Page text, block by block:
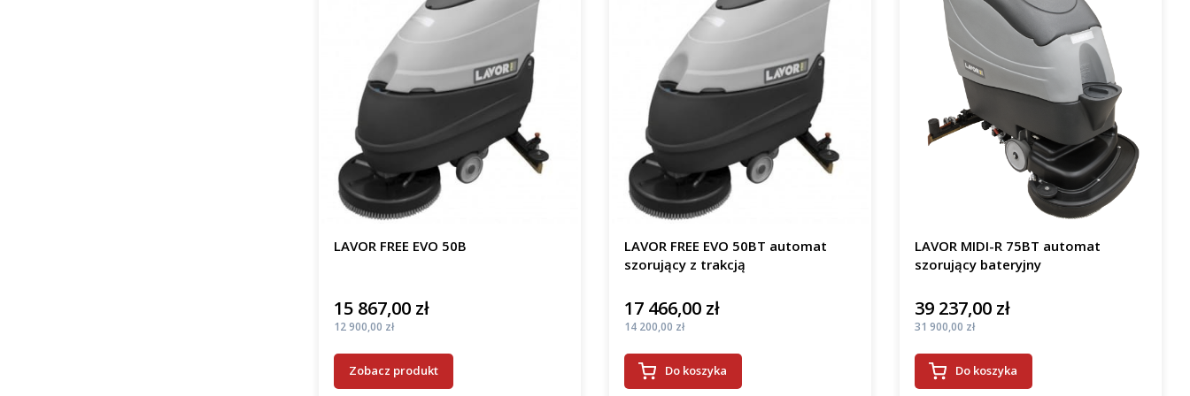
LAVOR FREE EVO 50B
Cena
15 867,00 zł
Cena
12 900,00 zł
Zobacz produkt
LAVOR FREE EVO 50BT automat
szorujący z trakcją
Cena
17 466,00 zł
Cena
14 200,00 zł
Do koszyka
LAVOR MIDI-R 75BT automat
szorujący bateryjny
Cena
39 237,00 zł
Cena
31 900,00 zł
Do koszyka